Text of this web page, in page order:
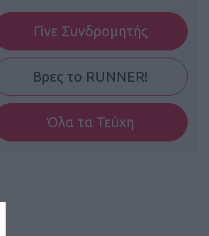
Γίνε Συνδρομητής
Βρες το RUNNER!
Όλα τα Τεύχη